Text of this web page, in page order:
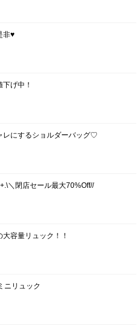
非♥
げ中！
レにするショルダーバッグ♡
＼閉店セール最大70%Off//
容量リュック！！
ニリュック